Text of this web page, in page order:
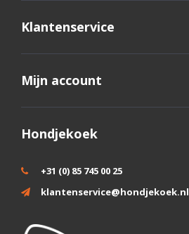
Klantenservice
Mijn account
Hondjekoek
+31 (0) 85 745 00 25
klantenservice@hondjekoek.nl